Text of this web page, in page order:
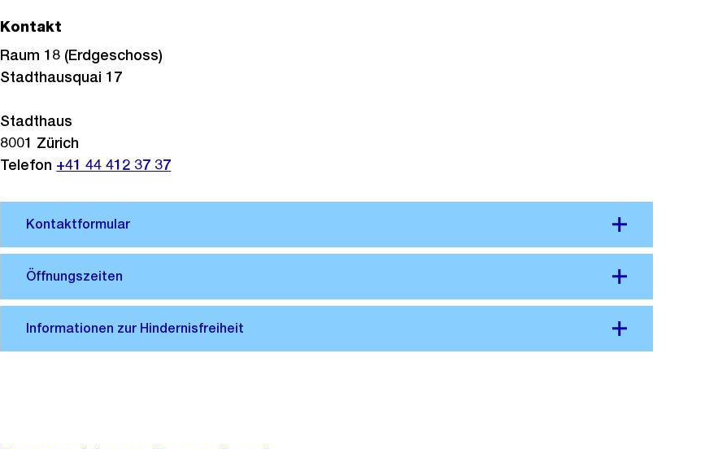
Kontakt
Raum 18 (Erdgeschoss)
Stadthausquai 17
Stadthaus
8001 Zürich
Telefon +41 44 412 37 37